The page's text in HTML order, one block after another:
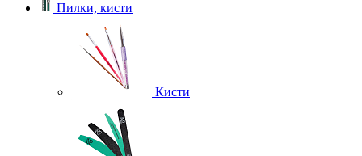
Пилки, кисти
Кисти